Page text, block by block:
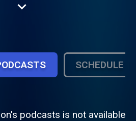
soit pour la diffusion de
de vos
Rejoignez-nous
de nouveaux
Nous sommes ravis
nous.
SCHEDULE
podcasts is not available